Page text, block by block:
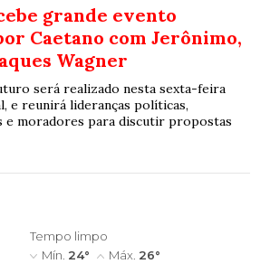
grande evento
Caetano com Jerônimo,
Wagner
será realizado nesta sexta-feira
e reunirá lideranças políticas,
e moradores para discutir propostas
Tempo limpo
Mín. 24° Máx. 26°